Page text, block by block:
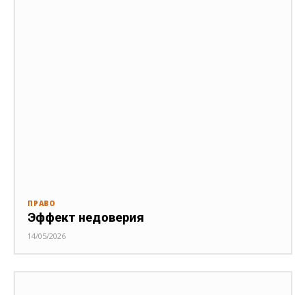
ПРАВО
Эффект недоверия
14/05/2026